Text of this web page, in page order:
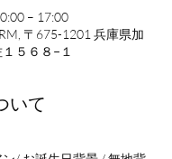
– 17:00
〒675-1201 兵庫県加
５６８−１
いて